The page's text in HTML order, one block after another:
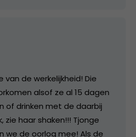
de werkelijkheid! Die
alsof ze al 15 dagen
of drinken met de daarbij
zie haar shaken!!! Tjonge
we de oorlog mee! Als de